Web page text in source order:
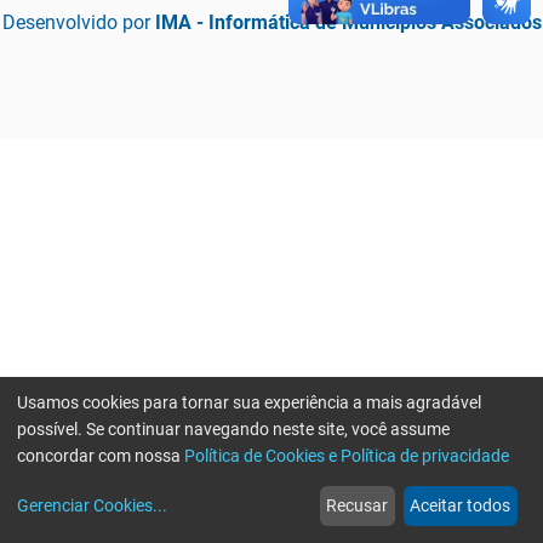
Desenvolvido por IMA - Informática de Municípios Associados
web
Notícias
more_horiz
Mais
Usamos cookies para tornar sua experiência a mais agradável
possível. Se continuar navegando neste site, você assume
concordar com nossa Política de Cookies e Política de privacidade
Gerenciar Cookies... Recusar Aceitar todos
Erro ao enviar informações, por favor tente novamente